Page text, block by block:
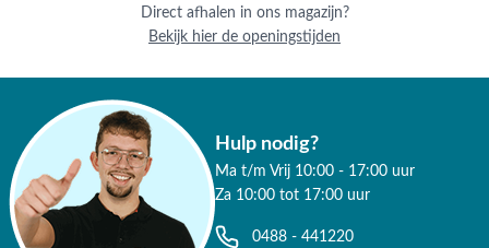
Direct afhalen in ons magazijn?
Bekijk hier de openingstijden
Hulp nodig?
Ma t/m Vrij 10:00 - 17:00 uur
Za 10:00 tot 17:00 uur
0488 - 441220